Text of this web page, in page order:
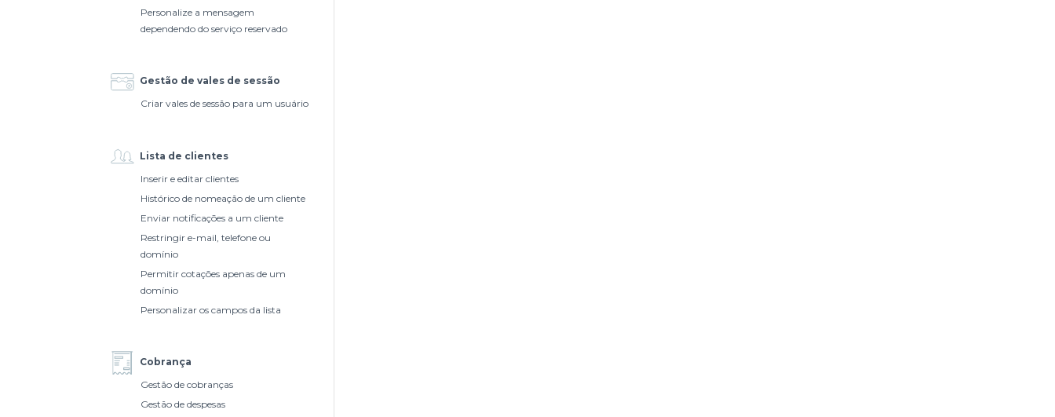
Personalize a mensagem
dependendo do serviço reservado
Gestão de vales de sessão
Criar vales de sessão para um usuário
Lista de clientes
Inserir e editar clientes
Histórico de nomeação de um cliente
Enviar notificações a um cliente
Restringir e-mail, telefone ou
domínio
Permitir cotações apenas de um
domínio
Personalizar os campos da lista
Cobrança
Gestão de cobranças
Gestão de despesas